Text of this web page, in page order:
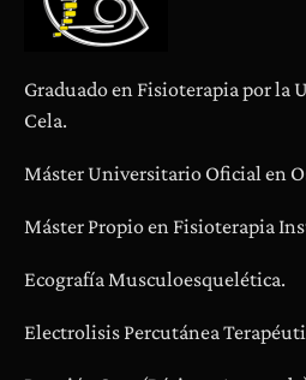
Graduado en Fisioterapia por la
Cela.
Máster Universitario Oficial en
Máster Propio en Fisioterapia
Ecografía Musculoesquelética.
Electrolisis Percutánea